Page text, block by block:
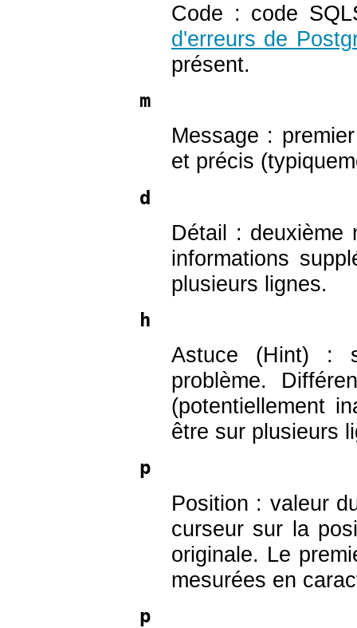
Code : code
d'erreurs de
présent.
m
Message :
et précis
d
Détail : deuxième
informations
plusieurs lignes.
h
Astuce (Hint) :
problème.
(potentiellement
être sur plusieurs
p
Position : valeur
curseur sur la
originale. Le
mesurées en
p